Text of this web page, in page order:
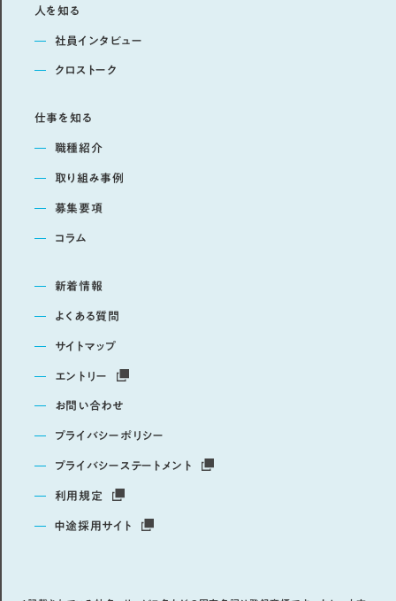
人を知る
社員インタビュー
クロストーク
仕事を知る
職種紹介
取り組み事例
募集要項
コラム
新着情報
よくある質問
サイトマップ
エントリー
お問い合わせ
プライバシーポリシー
プライバシーステートメント
利用規定
中途採用サイト